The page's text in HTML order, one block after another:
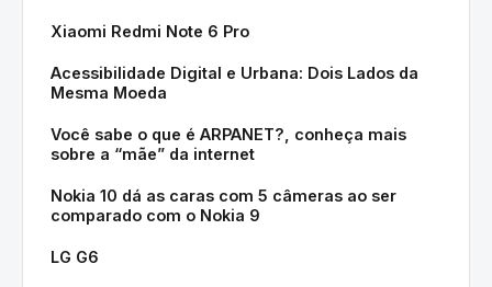
Xiaomi Redmi Note 6 Pro
Acessibilidade Digital e Urbana: Dois Lados da
Mesma Moeda
Você sabe o que é ARPANET?, conheça mais
sobre a “mãe” da internet
Nokia 10 dá as caras com 5 câmeras ao ser
comparado com o Nokia 9
LG G6